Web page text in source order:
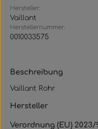
Hersteller:
Vaillant
Herstellernummer:
0010033575
Beschreibung
Vaillant Rohr
Hersteller
Verordnung (EU)